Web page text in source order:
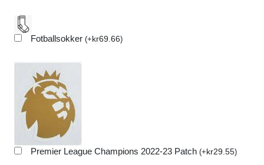
Fotballsokker (+kr69.66)
Premier League Champions 2022-23 Patch (+kr29.55)